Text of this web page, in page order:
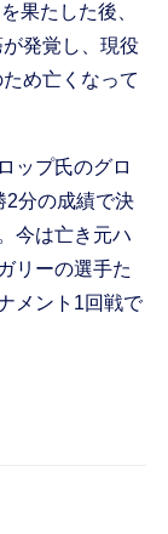
果たした後、
発覚し、現役
め亡くなって
ップ氏のグロ
2分の成績で決
今は亡き元ハ
リーの選手た
メント1回戦で